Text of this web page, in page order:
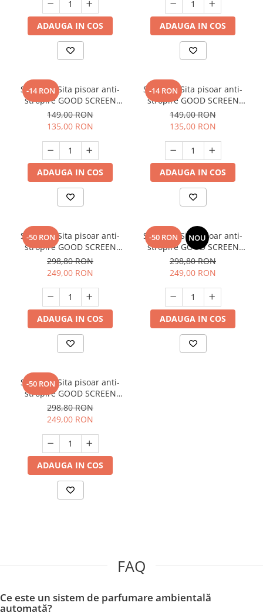
ADAUGA IN COS ADAUGA IN COS
-14 RON
SET: 10 x Sita pisoar anti-
stropire GOOD SCREEN
PowerFresh 30+, Purple
Berry
149,00 RON
135,00 RON
ADAUGA IN COS
-14 RON
SET: 10 x Sita pisoar anti-
stropire GOOD SCREEN
PowerFresh 30+, Melon
149,00 RON
135,00 RON
ADAUGA IN COS
-50 RON
SET: 12 x Sita pisoar anti-
stropire GOOD SCREEN
PROScent 60+, Purple Berry
298,80 RON
249,00 RON
ADAUGA IN COS
-50 RON NOU
SET: 12 x Sita pisoar anti-
stropire GOOD SCREEN
PROScent 60+, Fresh Breeze
298,80 RON
249,00 RON
ADAUGA IN COS
-50 RON
SET: 12 x Sita pisoar anti-
stropire GOOD SCREEN
PROScent 60+, Melon
298,80 RON
249,00 RON
ADAUGA IN COS
FAQ
Ce este un sistem de parfumare ambientală
automată?